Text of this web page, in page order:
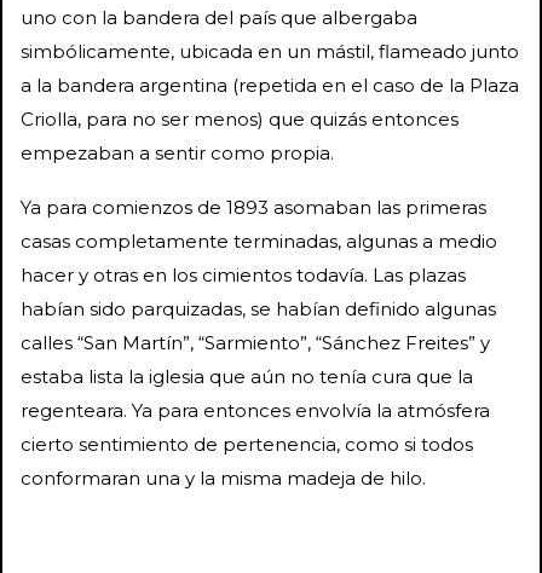
uno con la bandera del país que albergaba
simbólicamente, ubicada en un mástil, flameado junto
a la bandera argentina (repetida en el caso de la Plaza
Criolla, para no ser menos) que quizás entonces
empezaban a sentir como propia.
Ya para comienzos de 1893 asomaban las primeras
casas completamente terminadas, algunas a medio
hacer y otras en los cimientos todavía. Las plazas
habían sido parquizadas, se habían definido algunas
calles “San Martín”, “Sarmiento”, “Sánchez Freites” y
estaba lista la iglesia que aún no tenía cura que la
regenteara. Ya para entonces envolvía la atmósfera
cierto sentimiento de pertenencia, como si todos
conformaran una y la misma madeja de hilo.